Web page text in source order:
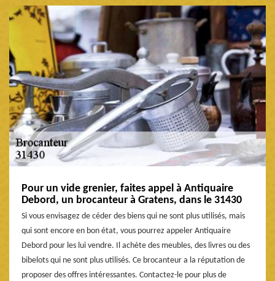
Pour un vide grenier, faites appel à Antiquaire
Debord, un brocanteur à Gratens, dans le 31430
Si vous envisagez de céder des biens qui ne sont plus utilisés, mais
qui sont encore en bon état, vous pourrez appeler Antiquaire
Debord pour les lui vendre. Il achète des meubles, des livres ou des
bibelots qui ne sont plus utilisés. Ce brocanteur a la réputation de
proposer des offres intéressantes. Contactez-le pour plus de